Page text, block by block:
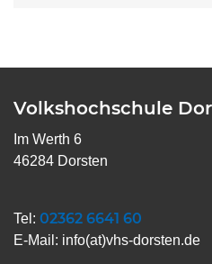
Volkshochschule
Im Werth 6
46284 Dorsten
Tel: 02362 6641 60
E-Mail: info(at)vhs-dorsten.de